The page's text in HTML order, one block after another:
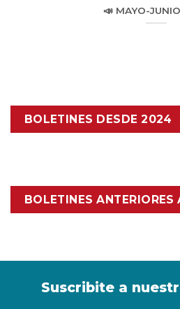
📣 MAYO-
BOLETINES DESDE 2024
BOLETINES
Suscribite a